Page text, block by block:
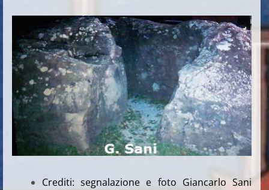
Crediti: segnalazione e foto Giancarlo Sani